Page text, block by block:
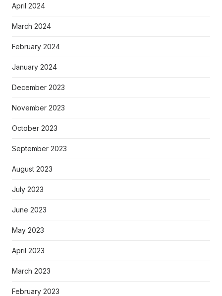
April 2024
March 2024
February 2024
January 2024
December 2023
November 2023
October 2023
September 2023
August 2023
July 2023
June 2023
May 2023
April 2023
March 2023
February 2023